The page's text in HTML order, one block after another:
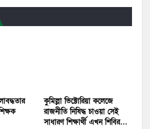
কুমিল্লা ভিক্টোরিয়া কলেজে
রাজনীতি নিষিদ্ধ চাওয়া সেই
সাধারণ শিক্ষার্থী এখন শিবির…